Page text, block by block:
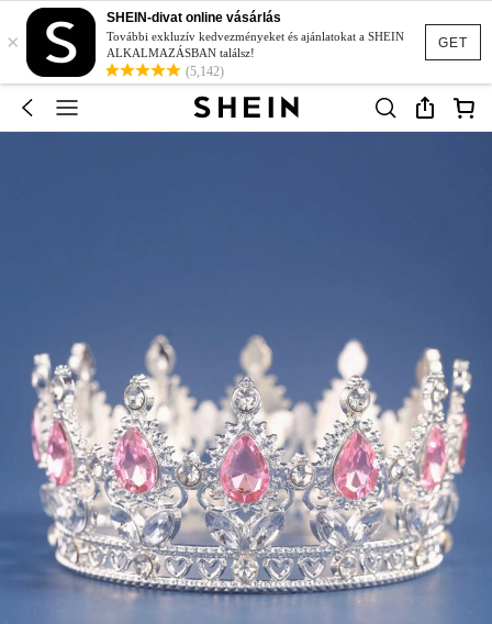
GET
×
SHEIN-divat online vásárlás
További exkluzív kedvezményeket és ajánlatokat a SHEIN
ALKALMAZÁSBAN találsz!
(5,142)